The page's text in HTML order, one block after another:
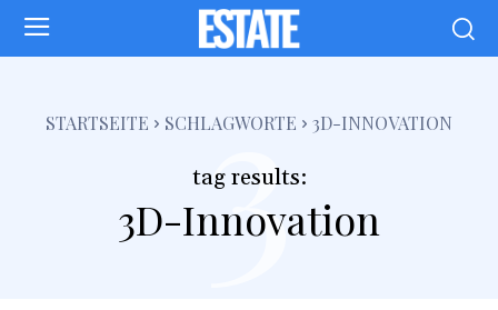
STARTSEITE SCHLAGWORTE 3D-INNOVATION
tag results:
3D-Innovation
3